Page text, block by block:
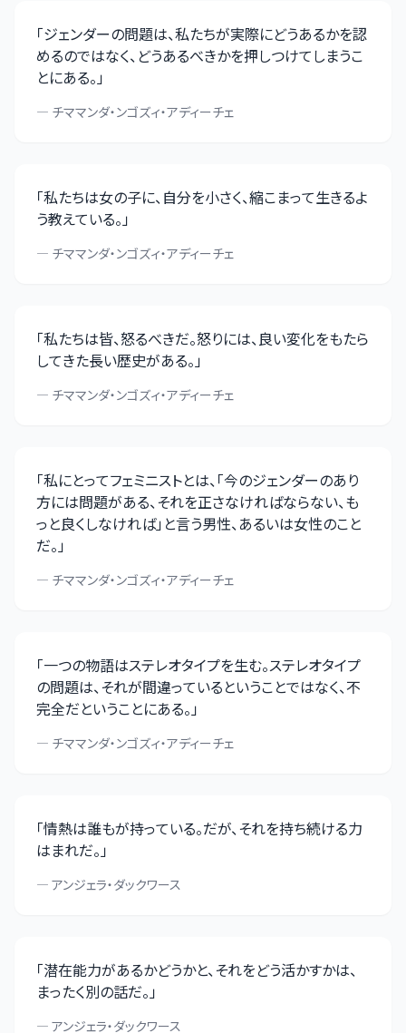
「ジェンダーの問題は、私たちが実際にどうあるかを認
めるのではなく、どうあるべきかを押しつけてしまうこ
とにある。」
— チママンダ・ンゴズィ・アディーチェ
「私たちは女の子に、自分を小さく、縮こまって生きるよ
う教えている。」
— チママンダ・ンゴズィ・アディーチェ
「私たちは皆、怒るべきだ。怒りには、良い変化をもたら
してきた長い歴史がある。」
— チママンダ・ンゴズィ・アディーチェ
「私にとってフェミニストとは、「今のジェンダーのあり
方には問題がある、それを正さなければならない、も
っと良くしなければ」と言う男性、あるいは女性のこと
だ。」
— チママンダ・ンゴズィ・アディーチェ
「一つの物語はステレオタイプを生む。ステレオタイプ
の問題は、それが間違っているということではなく、不
完全だということにある。」
— チママンダ・ンゴズィ・アディーチェ
「情熱は誰もが持っている。だが、それを持ち続ける力
はまれだ。」
— アンジェラ・ダックワース
「潜在能力があるかどうかと、それをどう活かすかは、
まったく別の話だ。」
— アンジェラ・ダックワース